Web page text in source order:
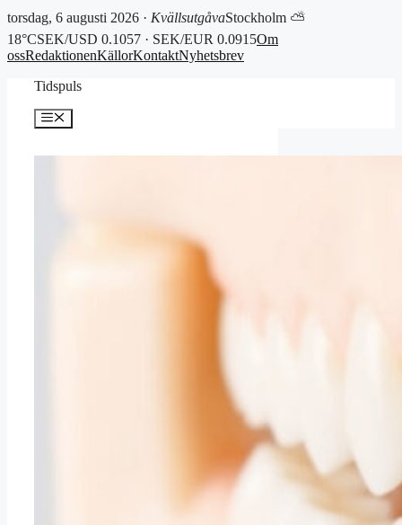
torsdag, 6 augusti 2026 · KvällsutgåvaStockholm ⛅
18°CSEK/USD 0.1057 · SEK/EUR 0.0915Om
ossRedaktionenKällorKontaktNyhetsbrev
Tidspuls
Meny